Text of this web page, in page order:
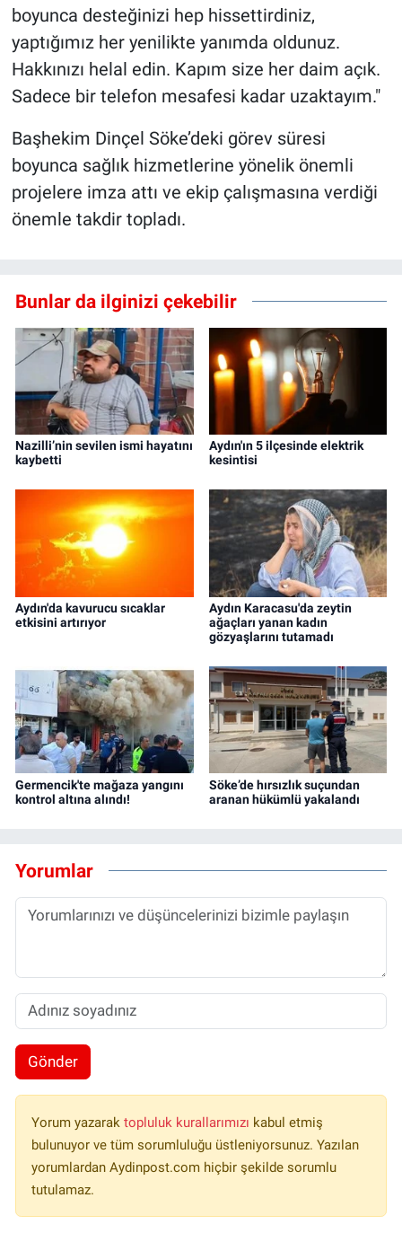
boyunca desteğinizi hep hissettirdiniz,
yaptığımız her yenilikte yanımda oldunuz.
Hakkınızı helal edin. Kapım size her daim açık.
Sadece bir telefon mesafesi kadar uzaktayım."
Başhekim Dinçel Söke’deki görev süresi
boyunca sağlık hizmetlerine yönelik önemli
projelere imza attı ve ekip çalışmasına verdiği
önemle takdir topladı.
Bunlar da ilginizi çekebilir
Nazilli’nin sevilen ismi hayatını
kaybetti
Aydın'ın 5 ilçesinde elektrik
kesintisi
Aydın'da kavurucu sıcaklar
etkisini artırıyor
Aydın Karacasu'da zeytin
ağaçları yanan kadın
gözyaşlarını tutamadı
Germencik'te mağaza yangını
kontrol altına alındı!
Söke’de hırsızlık suçundan
aranan hükümlü yakalandı
Yorumlar
Gönder
Yorum yazarak topluluk kurallarımızı kabul etmiş
bulunuyor ve tüm sorumluluğu üstleniyorsunuz. Yazılan
yorumlardan Aydinpost.com hiçbir şekilde sorumlu
tutulamaz.